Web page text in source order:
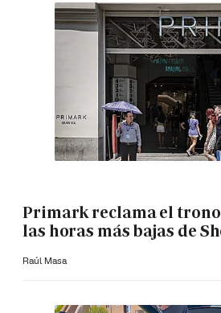
Primark reclama el
las horas más bajas de
Raúl Masa